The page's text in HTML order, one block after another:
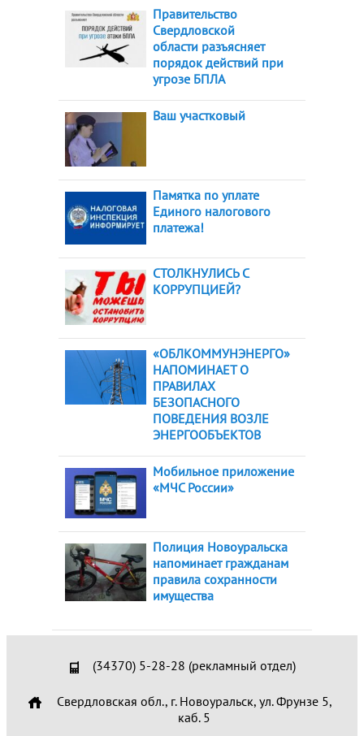
Правительство
Свердловской
области разъясняет
порядок действий при
угрозе БПЛА
Ваш участковый
Памятка по уплате
Единого налогового
платежа!
СТОЛКНУЛИСЬ С
КОРРУПЦИЕЙ?
«ОБЛКОММУНЭНЕРГО»
НАПОМИНАЕТ О
ПРАВИЛАХ
БЕЗОПАСНОГО
ПОВЕДЕНИЯ ВОЗЛЕ
ЭНЕРГООБЪЕКТОВ
Мобильное приложение
«МЧС России»
Полиция Новоуральска
напоминает гражданам
правила сохранности
имущества
(34370) 5-28-28 (рекламный отдел)
Свердловская обл., г. Новоуральск, ул. Фрунзе 5,
каб. 5